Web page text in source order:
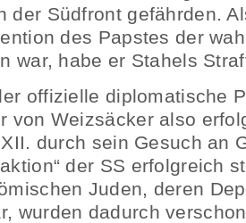
der Südfront gefährden.
des Papstes der
war, habe er Stahels
offizielle diplomatische
von Weizsäcker also
durch sein Gesuch an
der SS erfolgreich
Juden, deren
wurden dadurch